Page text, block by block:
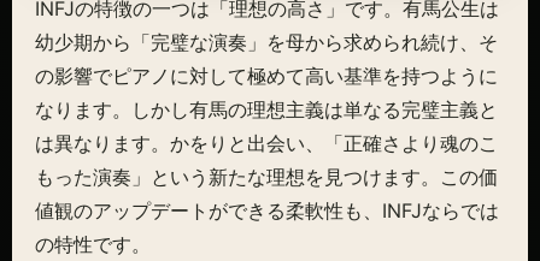
INFJの特徴の一つは「理想の高さ」です。有馬公生は
幼少期から「完璧な演奏」を母から求められ続け、そ
の影響でピアノに対して極めて高い基準を持つように
なります。しかし有馬の理想主義は単なる完璧主義と
は異なります。かをりと出会い、「正確さより魂のこ
もった演奏」という新たな理想を見つけます。この価
値観のアップデートができる柔軟性も、INFJならでは
の特性です。